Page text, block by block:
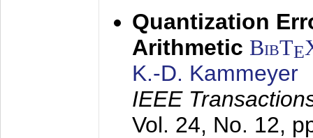
Quantization
Arithmetic BibTE
K.-D. Kammeyer
IEEE
Vol. 24, No. 12,